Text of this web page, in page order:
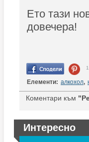
Ето тази
довечера!
Елементи: алкохол,
Коментари към
Интересно